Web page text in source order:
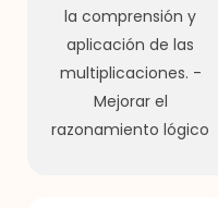
la comprensión y
aplicación de las
multiplicaciones. -
Mejorar el
razonamiento lógico